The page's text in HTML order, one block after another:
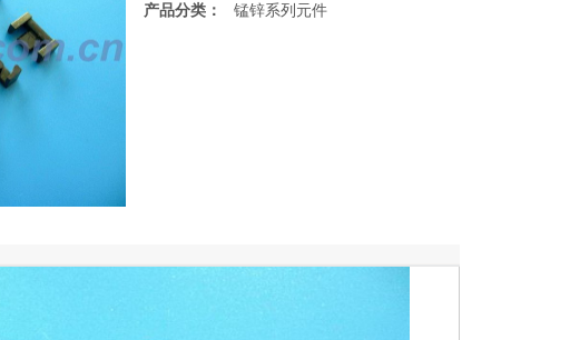
产品分类：
锰锌系列元件